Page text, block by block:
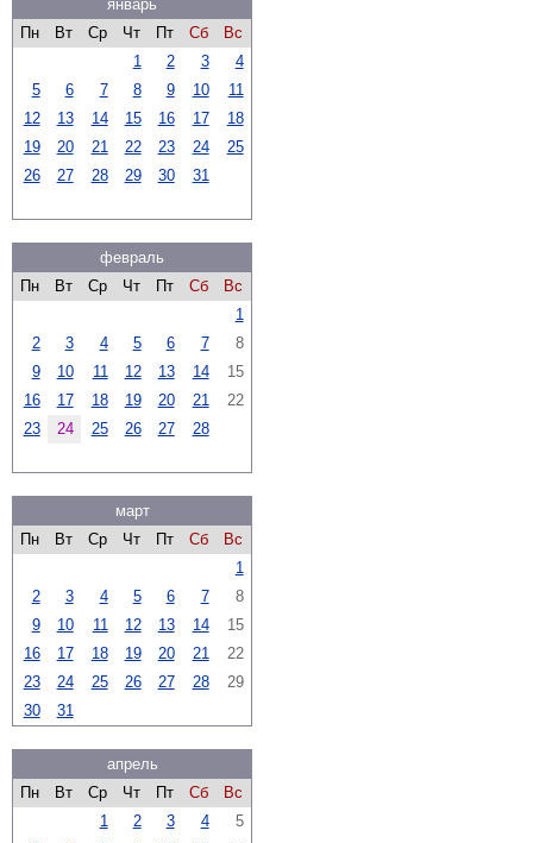
январь
Пн
Вт Ср Чт Пт Сб
Вс
1
2 3
4
5
6 7 8 9 10
11
12
13 14 15 16 17
18
19
20 21 22 23 24
25
26
27 28 29 30 31
февраль
Пн
Вт Ср Чт Пт Сб
Вс
1
2
3 4 5 6 7
8
9
10 11 12 13 14
15
16
17 18 19 20 21
22
23
24 25 26 27 28
март
Пн
Вт Ср Чт Пт Сб
Вс
1
2
3 4 5 6 7
8
9
10 11 12 13 14
15
16
17 18 19 20 21
22
23
24 25 26 27 28
29
30
31
апрель
Пн
Вт Ср Чт Пт Сб
Вс
1
2 3 4
5